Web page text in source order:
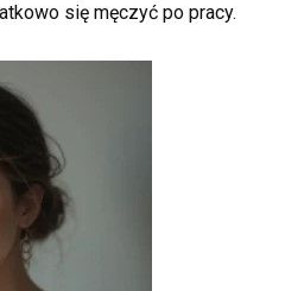
się męczyć po pracy.